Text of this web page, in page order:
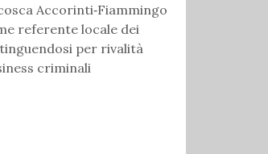
Accorinti‑Fiammingo
referente locale dei
per rivalità
criminali